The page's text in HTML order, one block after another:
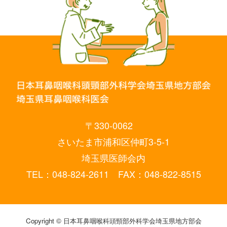
〒330-0062
さいたま市浦和区仲町3-5-1
埼玉県医師会内
TEL：048-824-2611 FAX：048-822-8515
Copyright © 日本耳鼻咽喉科頭頸部外科学会埼玉県地方部会